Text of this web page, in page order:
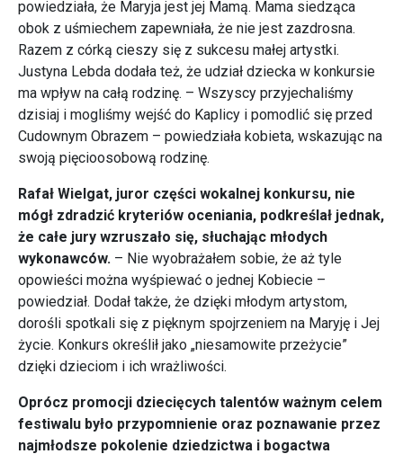
powiedziała, że Maryja jest jej Mamą. Mama siedząca
obok z uśmiechem zapewniała, że nie jest zazdrosna.
Razem z córką cieszy się z sukcesu małej artystki.
Justyna Lebda dodała też, że udział dziecka w konkursie
ma wpływ na całą rodzinę. – Wszyscy przyjechaliśmy
dzisiaj i mogliśmy wejść do Kaplicy i pomodlić się przed
Cudownym Obrazem – powiedziała kobieta, wskazując na
swoją pięcioosobową rodzinę.
Rafał Wielgat, juror części wokalnej konkursu, nie
mógł zdradzić kryteriów oceniania, podkreślał jednak,
że całe jury wzruszało się, słuchając młodych
wykonawców. – Nie wyobrażałem sobie, że aż tyle
opowieści można wyśpiewać o jednej Kobiecie –
powiedział. Dodał także, że dzięki młodym artystom,
dorośli spotkali się z pięknym spojrzeniem na Maryję i Jej
życie. Konkurs określił jako „niesamowite przeżycie”
dzięki dzieciom i ich wrażliwości.
Oprócz promocji dziecięcych talentów ważnym celem
festiwalu było przypomnienie oraz poznawanie przez
najmłodsze pokolenie dziedzictwa i bogactwa